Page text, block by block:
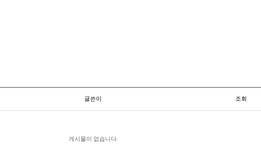
글쓴이 조회
게시물이 없습니다.